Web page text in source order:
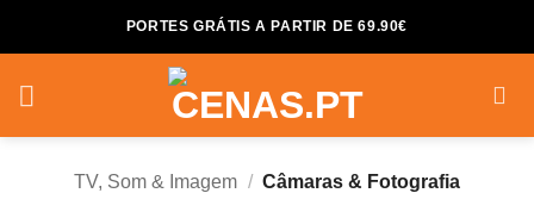
PORTES GRÁTIS A PARTIR DE 69.90€
TV, Som & Imagem / Câmaras & Fotografia